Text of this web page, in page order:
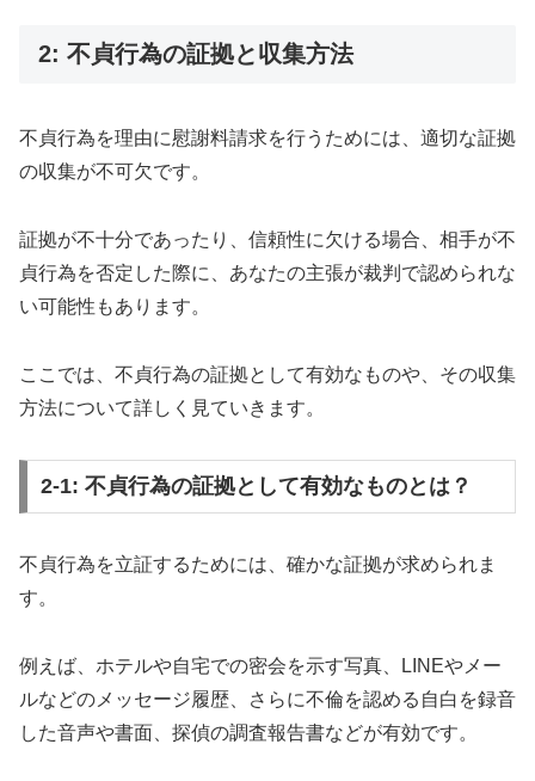
2: 不貞行為の証拠と収集方法
不貞行為を理由に慰謝料請求を行うためには、適切な証拠
の収集が不可欠です。
証拠が不十分であったり、信頼性に欠ける場合、相手が不
貞行為を否定した際に、あなたの主張が裁判で認められな
い可能性もあります。
ここでは、不貞行為の証拠として有効なものや、その収集
方法について詳しく見ていきます。
2-1: 不貞行為の証拠として有効なものとは？
不貞行為を立証するためには、確かな証拠が求められま
す。
例えば、ホテルや自宅での密会を示す写真、LINEやメー
ルなどのメッセージ履歴、さらに不倫を認める自白を録音
した音声や書面、探偵の調査報告書などが有効です。